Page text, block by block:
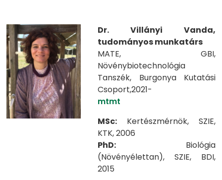
Dr. Villányi Vanda,
tudományos munkatárs
MATE, GBI,
Növénybiotechnológia
Tanszék, Burgonya Kutatási
Csoport,2021-
mtmt
MSc: Kertészmérnök, SZIE,
KTK, 2006
PhD: Biológia
(Növényélettan), SZIE, BDI,
2015